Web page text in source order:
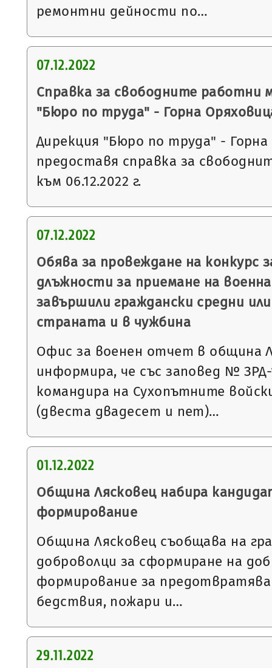
ремонтни дейности по…
07.12.2022
Справка за свободните работни
"Бюро по труда" - Горна
Дирекция "Бюро по труда" -
предоставя справка за
към 06.12.2022 г.
07.12.2022
Обява за провеждане на конкурс
длъжности за приемане на
завършили граждански средни
страната и в чужбина
Офис за военен отчет в община
информира, че със заповед № ЗРД-
командира на Сухопътните
(двеста двадесет и пет)…
01.12.2022
Община Лясковец набира
формирование
Община Лясковец съобщава на
доброволци за сформиране на
формирование за
бедствия, пожари и…
29.11.2022